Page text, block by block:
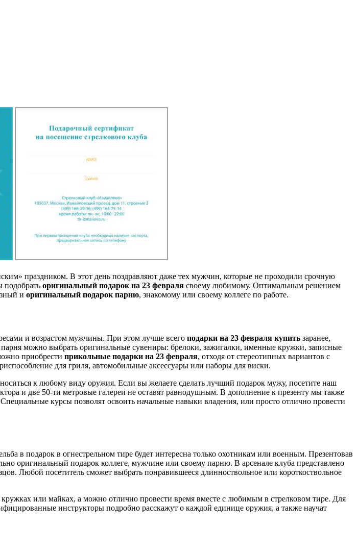
праздником. В этот день поздравляют даже тех мужчин, которые не проходили срочную
подобрать оригинальный подарок на 23 февраля своему любимому. Оптимальным решением
и оригинальный подарок парню, знакомому или своему коллеге по работе.
и возрастом мужчины. При этом лучше всего подарки на 23 февраля купить заранее,
можно выбрать оригинальные сувениры: брелоки, зажигалки, именные кружки, записные
приобрести прикольные подарки на 23 февраля, отходя от стереотипных вариантов с
для гриля, автомобильные аксессуары или наборы для виски.
к любому виду оружия. Если вы желаете сделать лучший подарок мужу, посетите наш
и две 50-ти метровые галереи не оставят равнодушным. В дополнение к презенту мы также
курсы позволят освоить начальные навыки владения, или просто отлично провести
в подарок в огнестрельном тире будет интересна только охотникам или военным. Презентовав
оригинальный подарок коллеге, мужчине или своему парню. В арсенале клуба представлено
Любой посетитель сможет выбрать понравившееся длинноствольное или короткоствольное
или майках, а можно отлично провести время вместе с любимым в стрелковом тире. Для
инструкторы подробно расскажут о каждой единице оружия, а также научат